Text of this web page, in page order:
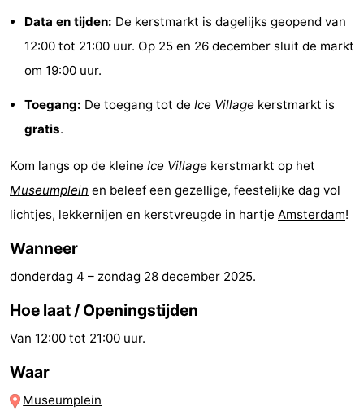
Eten
Warenhuizen
Evenementen
Coffeeshops
Homohoofdstad
Rosse
Data en tijden: De kerstmarkt is dagelijks geopend van
12:00 tot 21:00 uur. Op 25 en 26 december sluit de markt
om 19:00 uur.
Toegang: De toegang tot de Ice Village kerstmarkt is
gratis.
Kom langs op de kleine Ice Village kerstmarkt op het
Museumplein en beleef een gezellige, feestelijke dag vol
lichtjes, lekkernijen en kerstvreugde in hartje Amsterdam!
Wanneer
donderdag 4 – zondag 28 december 2025.
Hoe laat / Openingstijden
Van 12:00 tot 21:00 uur.
Waar
Museumplein